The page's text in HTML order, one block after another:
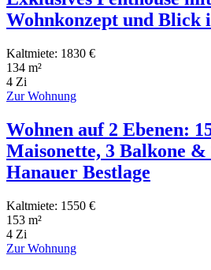
Wohnkonzept und Blick
Kaltmiete: 1830 €
134 m²
4 Zi
Zur Wohnung
Wohnen auf 2 Ebenen:
Maisonette, 3 Balkone
Hanauer Bestlage
Kaltmiete: 1550 €
153 m²
4 Zi
Zur Wohnung